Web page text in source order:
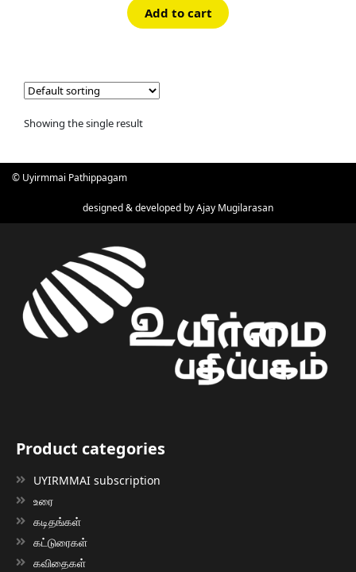
was:
₹215.00.
is:
Add to cart
Showing the single result
© Uyirmmai Pathippagam
designed & developed byAjay Mugilarasan
Product categories
UYIRMMAI subscription
உரை
கடிதங்கள்
கட்டுரைகள்
கவிதைகள்